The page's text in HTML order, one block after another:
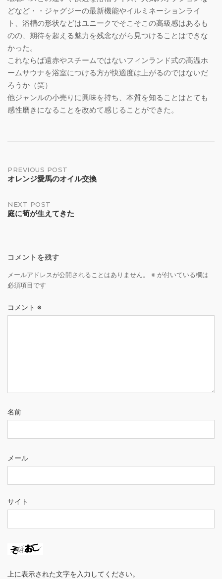
どなど・・ジャグジーの最新機能やイルミネーションライ
ト、浴槽の形状などはユニークでそこそこの高級感はあるも
のの、期待を超える魅力を残念ながら見つけることはできな
かった。
これならば遠赤やスチームではないフィンランド式の高温ホ
ームサウナを浴室につける方が快適度は上がるのではないだ
ろうか（笑）
他ジャンルの小売りに興味を持ち、本質を知ることはとても
感性磨きになることを改めて感じることができた。
Post
PREVIOUS POST
オレンジ愛馬のオイル交換
NEXT POST
庭に筍が生えてきた
コメントを残す
メールアドレスが公開されることはありません。 ※ が付いている欄は
必須項目です
コメント ※
名前
メール
サイト
上に表示された文字を入力してください。